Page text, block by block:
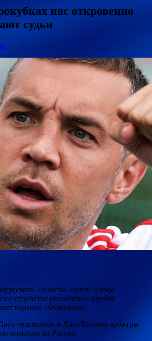
нас откровенно
судьи
«Зенита» Артем Дзюба
о судействе российских клубов
издание «Фонтанка».
чемпионов и Лиге Европы арбитры
команды из России.